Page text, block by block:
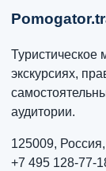
Туристическое
экскурсиях,
аудитории.
125009,
+7 495 128-77-